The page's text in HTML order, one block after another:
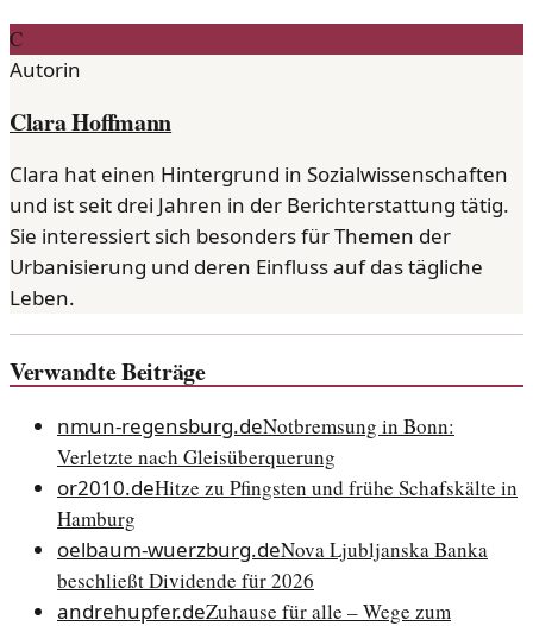
C
Autorin
Clara Hoffmann
Clara hat einen Hintergrund in Sozialwissenschaften
und ist seit drei Jahren in der Berichterstattung tätig.
Sie interessiert sich besonders für Themen der
Urbanisierung und deren Einfluss auf das tägliche
Leben.
Verwandte Beiträge
nmun-regensburg.deNotbremsung in Bonn:
Verletzte nach Gleisüberquerung
or2010.deHitze zu Pfingsten und frühe Schafskälte in
Hamburg
oelbaum-wuerzburg.deNova Ljubljanska Banka
beschließt Dividende für 2026
andrehupfer.deZuhause für alle – Wege zum